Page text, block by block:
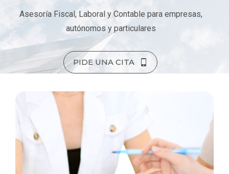
Asesoría Fiscal, Laboral y Contable para empresas,
autónomos y particulares
PIDE UNA CITA